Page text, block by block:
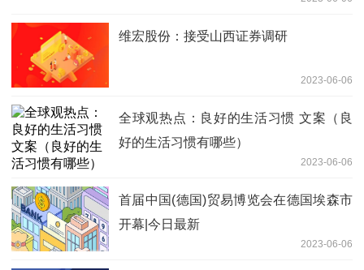
维宏股份：接受山西证券调研
2023-06-06
全球观热点：良好的生活习惯 文案（良
好的生活习惯有哪些）
2023-06-06
首届中国(德国)贸易博览会在德国埃森市
开幕|今日最新
2023-06-06